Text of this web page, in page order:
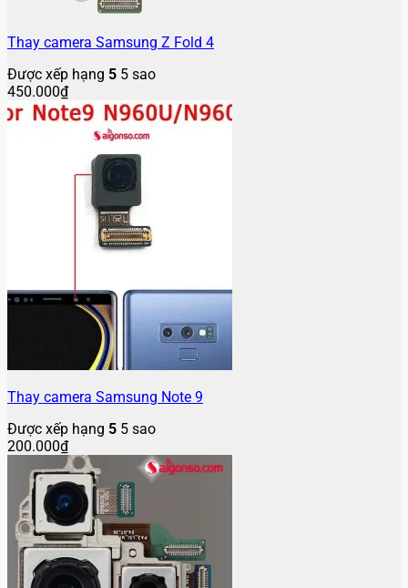
Thay camera Samsung Z Fold 4
Được xếp hạng 5 5 sao
450.000₫
Thay camera Samsung Note 9
Được xếp hạng 5 5 sao
200.000₫